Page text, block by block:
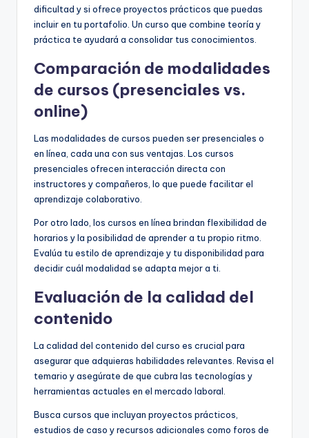
dificultad y si ofrece proyectos prácticos que puedas
incluir en tu portafolio. Un curso que combine teoría y
práctica te ayudará a consolidar tus conocimientos.
Comparación de modalidades
de cursos (presenciales vs.
online)
Las modalidades de cursos pueden ser presenciales o
en línea, cada una con sus ventajas. Los cursos
presenciales ofrecen interacción directa con
instructores y compañeros, lo que puede facilitar el
aprendizaje colaborativo.
Por otro lado, los cursos en línea brindan flexibilidad de
horarios y la posibilidad de aprender a tu propio ritmo.
Evalúa tu estilo de aprendizaje y tu disponibilidad para
decidir cuál modalidad se adapta mejor a ti.
Evaluación de la calidad del
contenido
La calidad del contenido del curso es crucial para
asegurar que adquieras habilidades relevantes. Revisa el
temario y asegúrate de que cubra las tecnologías y
herramientas actuales en el mercado laboral.
Busca cursos que incluyan proyectos prácticos,
estudios de caso y recursos adicionales como foros de